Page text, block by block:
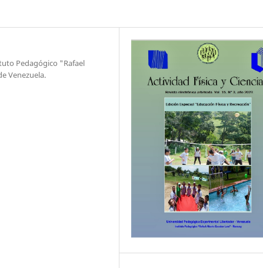
Pedagógico "Rafael
Venezuela.